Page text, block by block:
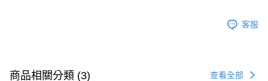
客服
商品相關分類 (3) 查看全部